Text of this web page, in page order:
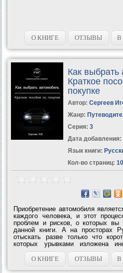
О КНИГЕ ОТЗЫВЫ В
Как выбрать
Краткое
покупке
Автор: Сергеев
Жанр:
Серия: 3
Дата добавления:
Язык книги:
Кол-во страниц: 10
Приобретение автомобиля
каждого человека, и этот
проблем и рисков, о которых вы
данной книги. А на просторах
отыскать разве только что
которых урывками изложена
является актуальной.Информация,
большинство ваших...
О КНИГЕ ОТЗЫВЫ В